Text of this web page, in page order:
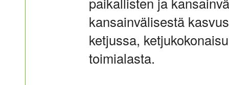
kansainvälisestä
ketjussa,
toimialasta.